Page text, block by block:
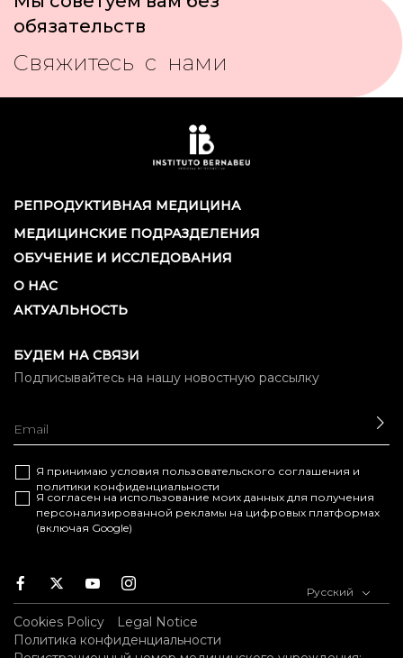
обязательств
Свяжитесь с нами
РЕПРОДУКТИВНАЯ МЕДИЦИНА
МЕДИЦИНСКИЕ ПОДРАЗДЕЛЕНИЯ
ОБУЧЕНИЕ И ИССЛЕДОВАНИЯ
О НАС
АКТУАЛЬНОСТЬ
БУДЕМ НА СВЯЗИ
Подписывайтесь на нашу новостную рассылку
Я принимаю условия пользовательского соглашения и
политики конфиденциальности
Я согласен на использование моих данных для получения
персонализированной рекламы на цифровых платформах
(включая Google)
Facebook
TwitterYoutubeInstagram Русский
Cookies Policy
Legal Notice
Политика конфиденциальности